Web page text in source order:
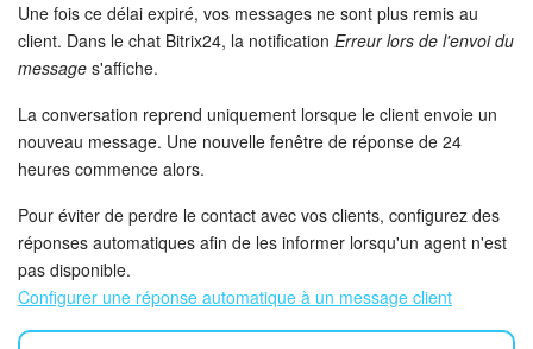
Signature électronique
Analytique
BI Builder
Automatisation
Processus d’entreprise
Une fois ce délai expiré, vos messages ne sont plus remis au
client. Dans le chat Bitrix24, la notification Erreur lors de l'envoi du
message s'affiche.
La conversation reprend uniquement lorsque le client envoie un
nouveau message. Une nouvelle fenêtre de réponse de 24
heures commence alors.
Pour éviter de perdre le contact avec vos clients, configurez des
réponses automatiques afin de les informer lorsqu'un agent n'est
pas disponible.
Configurer une réponse automatique à un message client